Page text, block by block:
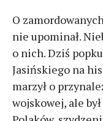
O
nie upominał.
o nich. Dziś
Jasińskiego na
marzył o
wojskowej, ale